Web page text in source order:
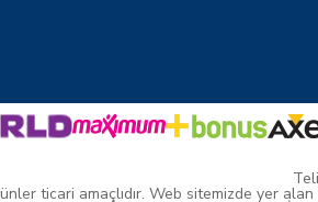
ticari amaçlıdır. Web sitemizde yer alan